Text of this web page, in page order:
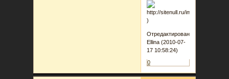
)
Отредактировано
Ellina (2010-07-
17 10:58:24)
0